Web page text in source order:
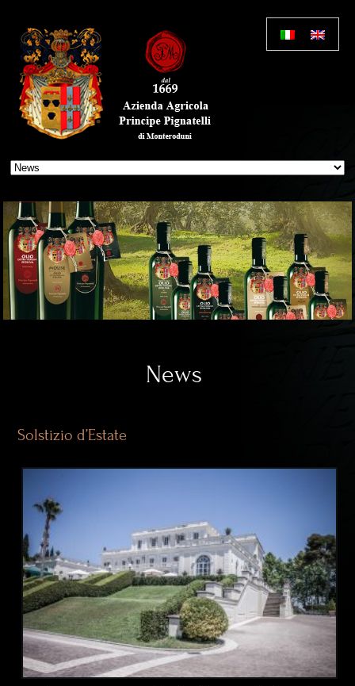
News
Solstizio d’Estate